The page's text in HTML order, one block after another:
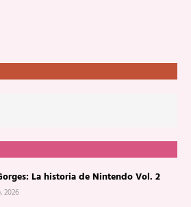
La historia de Nintendo Vol. 2
2026